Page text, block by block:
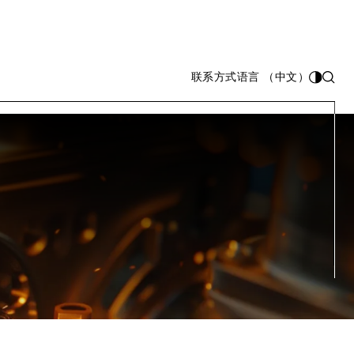
联系方式语言 （中文）